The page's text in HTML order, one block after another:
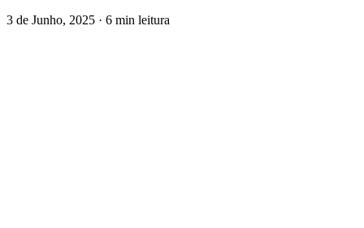
3 de Junho, 2025 · 6 min leitura